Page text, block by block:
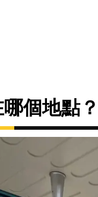
個地點？